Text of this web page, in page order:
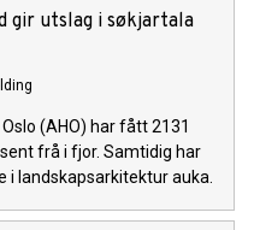
gir utslag i søkjartala
(AHO) har fått 2131
frå i fjor. Samtidig har
i landskapsarkitektur auka.